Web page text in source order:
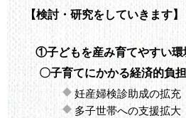
【検討・研究をしていきます】
①子どもを産み育てやすい環
〇子育てにかかる経済的負
妊産婦検診助成の拡充
多子世帯への支援拡大